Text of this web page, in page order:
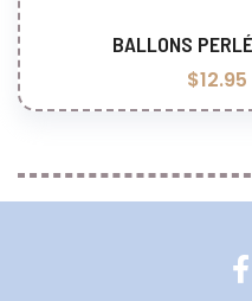
Choix
BALLONS
$12.95